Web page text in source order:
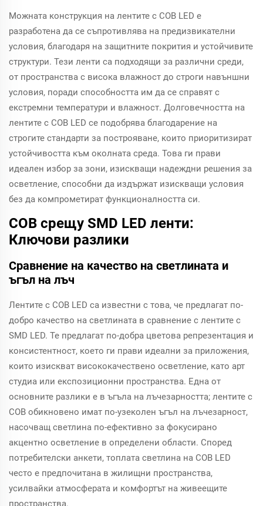
Можната конструкция на лентите с COB LED е
разработена да се съпротивлява на предизвикателни
условия, благодаря на защитните покрития и устойчивите
структури. Тези ленти са подходящи за различни среди,
от пространства с висока влажност до строги навъншни
условия, поради способността им да се справят с
екстремни температури и влажност. Долговечността на
лентите с COB LED се подобрява благодарение на
строгите стандарти за построяване, които приоритизират
устойчивостта към околната среда. Това ги прави
идеален избор за зони, изискващи надеждни решения за
осветление, способни да издържат изискващи условия
без да компрометират функционалността си.
COB срещу SMD LED ленти:
Ключови разлики
Сравнение на качество на светлината и
ъгъл на лъч
Лентите с COB LED са известни с това, че предлагат по-
добро качество на светлината в сравнение с лентите с
SMD LED. Те предлагат по-добра цветова репрезентация и
консистентност, което ги прави идеални за приложения,
които изискват висококачествено осветление, като арт
студиа или експозиционни пространства. Една от
основните разлики е в ъгъла на лъчезарността; лентите с
COB обикновено имат по-узеколен ъгъл на лъчезарност,
насочващ светлина по-ефективно за фокусирано
акцентно осветление в определени области. Според
потребителски анкети, топлата светлина на COB LED
често е предпочитана в жилищни пространства,
усилвайки атмосферата и комфортът на живеещите
пространства.